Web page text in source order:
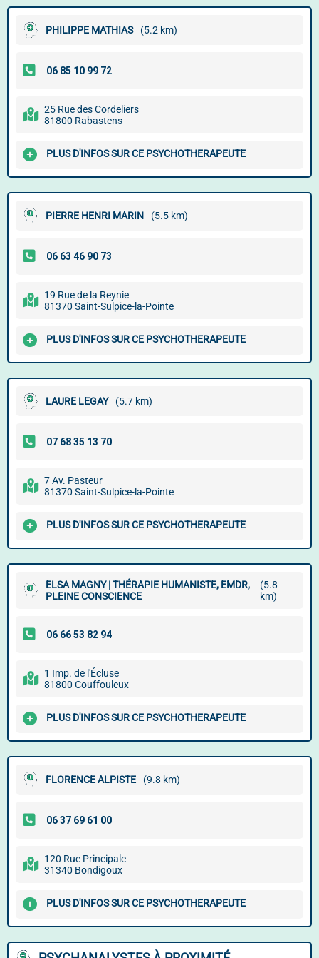
PHILIPPE MATHIAS (5.2 km)
25 Rue des Cordeliers
81800 Rabastens
PLUS D'INFOS SUR CE PSYCHOTHERAPEUTE
PIERRE HENRI MARIN (5.5 km)
19 Rue de la Reynie
81370 Saint-Sulpice-la-Pointe
PLUS D'INFOS SUR CE PSYCHOTHERAPEUTE
LAURE LEGAY (5.7 km)
7 Av. Pasteur
81370 Saint-Sulpice-la-Pointe
PLUS D'INFOS SUR CE PSYCHOTHERAPEUTE
ELSA MAGNY | THÉRAPIE HUMANISTE, EMDR,
PLEINE CONSCIENCE
(5.8
km)
1 Imp. de l'Écluse
81800 Couffouleux
PLUS D'INFOS SUR CE PSYCHOTHERAPEUTE
FLORENCE ALPISTE (9.8 km)
120 Rue Principale
31340 Bondigoux
PLUS D'INFOS SUR CE PSYCHOTHERAPEUTE